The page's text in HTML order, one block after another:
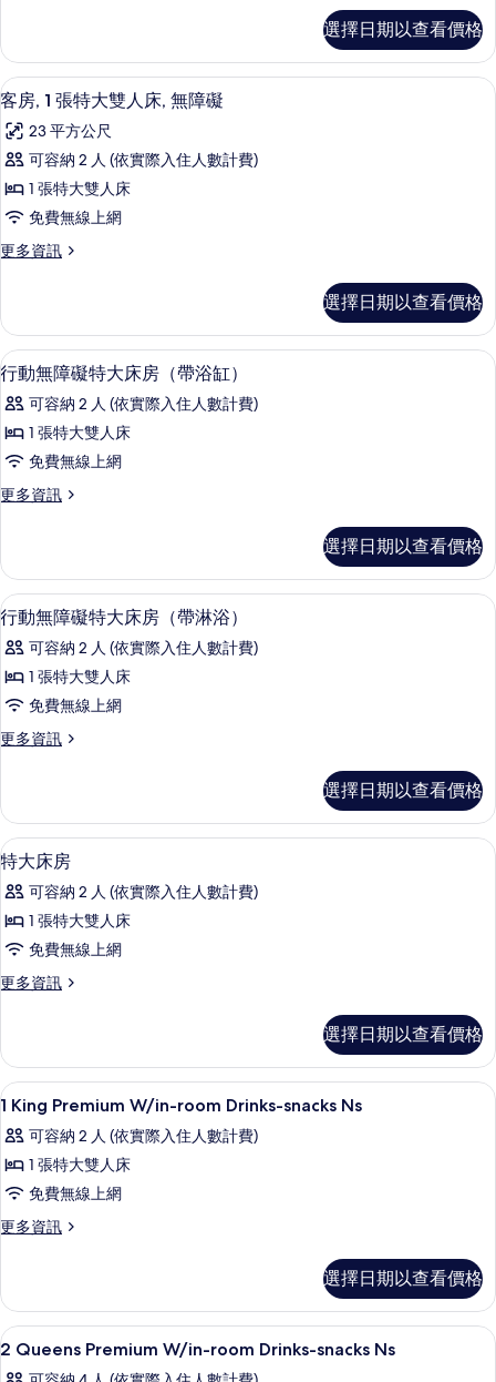
有
相
片
情
雙
人
床,
無
障
礙,
非
吸
的
所
有
相
片
1
張
特
雙
人
無
障
非
的
詳
情
選擇日期以查看價格
顯
示
客
房,
1
張
特
雙
人
床,
無
障
礙
的
相
片
高級寢具、客房內保險箱、書桌、筆
6
客房, 1 張特大雙人床, 無障礙
23 平方公尺
可容納 2 人 (依實際入住人數計費)
1 張特大雙人床
免費無線上網
更多資訊
更
1
張
特
大
雙
人
無
障
礙
情
選擇日期以查看價格
顯
示
行
動
障
特
大
床
房
（帶
浴
缸）
有
相
片
高級寢具、客房內保險箱、書桌、筆
5
行動無障礙特大床房（帶浴缸）
可容納 2 人 (依實際入住人數計費)
1 張特大雙人床
免費無線上網
更多資訊
更
無
障
礙
特
大
床
（帶
浴
缸）
情
選擇日期以查看價格
顯
示
行
動
障
特
大
床
房
（帶
淋
浴）
有
相
片
高級寢具、客房內保險箱、書桌、筆
4
行動無障礙特大床房（帶淋浴）
可容納 2 人 (依實際入住人數計費)
1 張特大雙人床
免費無線上網
更多資訊
更
無
障
礙
大
床
（帶
淋
浴）
情
選擇日期以查看價格
顯
示
特
大
房
所
有
相
片
高級寢具、客房內保險箱、書桌、筆
5
特大床房
可容納 2 人 (依實際入住人數計費)
1 張特大雙人床
免費無線上網
更多資訊
更
床
房
的
情
選擇日期以查看價格
顯
示
1
King
Premium
W/in-
snacks
Ns
的
高級寢具、客房內保險箱、書桌、筆
4
1 King Premium W/in-room Drinks-snacks Ns
可容納 2 人 (依實際入住人數計費)
1 張特大雙人床
免費無線上網
更多資訊
更
Premium
W/in-
room
選擇日期以查看價格
顯
示
高級寢具、客房內保險箱、書桌、筆
4
2 Queens Premium W/in-room Drinks-snacks Ns